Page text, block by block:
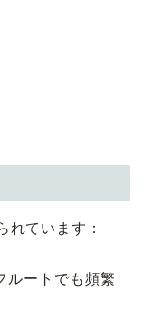
れています：
ルートでも頻繁